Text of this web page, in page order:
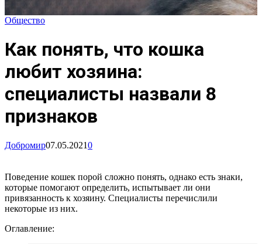
Общество
Как понять, что кошка
любит хозяина:
специалисты назвали 8
признаков
Добромир07.05.20210
Поведение кошек порой сложно понять, однако есть знаки,
которые помогают определить, испытывает ли они
привязанность к хозяину. Специалисты перечислили
некоторые из них.
Оглавление: